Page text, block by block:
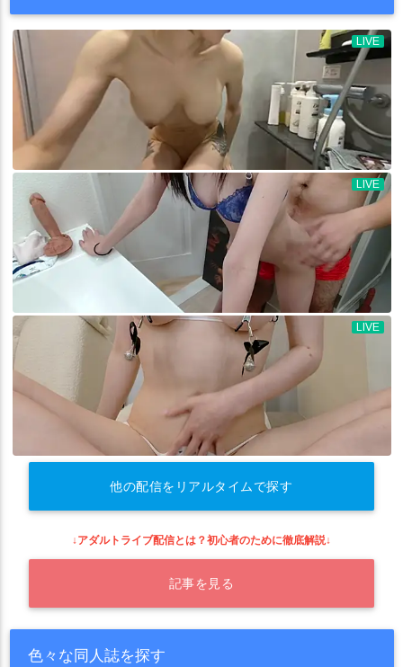
他の配信をリアルタイムで探す
↓アダルトライブ配信とは？初心者のために徹底解説↓
記事を見る
色々な同人誌を探す